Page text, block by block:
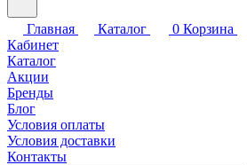
Главная Каталог 0 Корзина
Кабинет
Каталог
Акции
Бренды
Блог
Условия оплаты
Условия доставки
Контакты